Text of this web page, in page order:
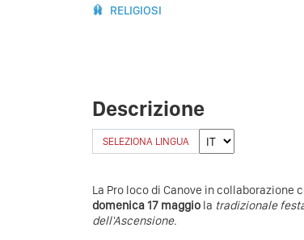
RELIGIOSI
Descrizione
SELEZIONA LINGUA
La Pro loco di Canove in collaborazione
domenica 17 maggio la tradizionale
dell'Ascensione.